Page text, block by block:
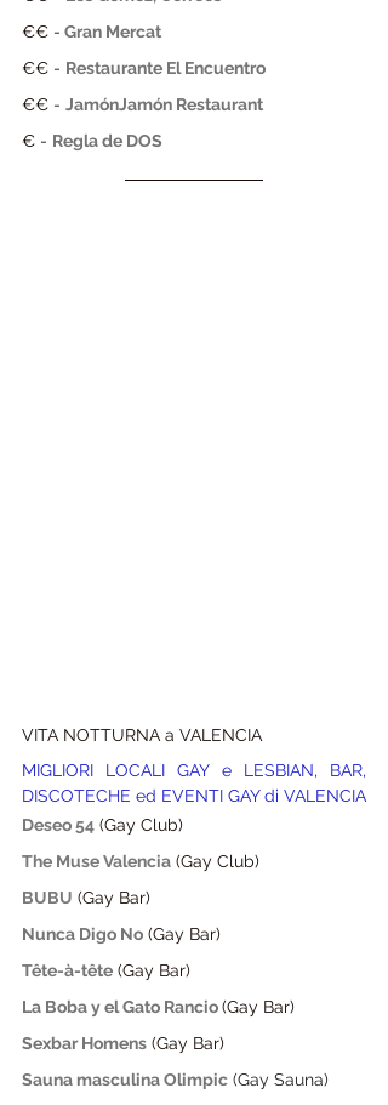
€€ - Gran Mercat
€€ - Restaurante El Encuentro
€€ - JamónJamón Restaurant
€ - Regla de DOS
VITA NOTTURNA a VALENCIA
MIGLIORI LOCALI GAY e LESBIAN, BAR,
DISCOTECHE ed EVENTI GAY di VALENCIA
Deseo 54 (Gay Club)
The Muse Valencia (Gay Club)
BUBU (Gay Bar)
Nunca Digo No (Gay Bar)
Tête-à-tête (Gay Bar)
La Boba y el Gato Rancio (Gay Bar)
Sexbar Homens (Gay Bar)
Sauna masculina Olimpic (Gay Sauna)